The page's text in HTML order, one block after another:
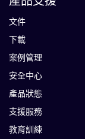
文件
下載
案例管理
安全中心
產品狀態
支援服務
教育訓練